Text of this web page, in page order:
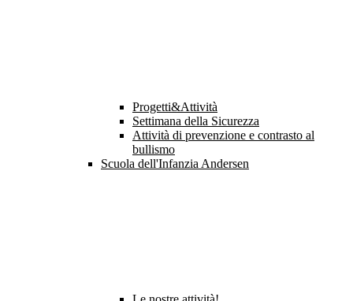
Progetti&Attività
Settimana della Sicurezza
Attività di prevenzione e contrasto al
bullismo
Scuola dell'Infanzia Andersen